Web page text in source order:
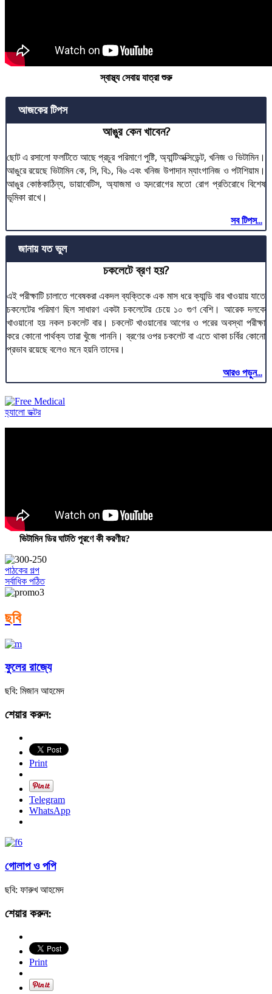
স্বাস্থ্য সেবায় যাত্রা শুরু
আজকের টিপস
আঙুর কেন খাবেন?
ছোট এ রসালো ফলটিতে আছে প্রচুর পরিমাণে পুষ্টি, অ্যান্টিঅক্সিডেন্ট, খনিজ ও ভিটামিন।
আঙুরে রয়েছে ভিটামিন কে, সি, বি১, বি৬ এবং খনিজ উপাদান ম্যাংগানিজ ও পটাশিয়াম।
আঙুর কোষ্ঠকাঠিন্য, ডায়াবেটিস, অ্যাজমা ও হৃদরোগের মতো রোগ প্রতিরোধে বিশেষ
ভূমিকা রাখে।
সব টিপস...
জানায় যত ভুল
চকলেটে ব্রণ হয়?
এই পরীক্ষাটি চালাতে গবেষকরা একদল ব্যক্তিকে এক মাস ধরে ক্যান্ডি বার খাওয়ায় যাতে
চকলেটের পরিমাণ ছিল সাধারণ একটা চকলেটের চেয়ে ১০ গুণ বেশি। আরেক দলকে
খাওয়ানো হয় নকল চকলেট বার। চকলেট খাওয়ানোর আগের ও পরের অবস্থা পরীক্ষা
করে কোনো পার্থক্য তারা খুঁজে পাননি। ব্রণের ওপর চকলেট বা এতে থাকা চর্বির কোনো
প্রভাব রয়েছে বলেও মনে হয়নি তাদের।
আরও পড়ুন...
হ্যালো ডক্টর
ভিটামিন ডির ঘাটতি পূরণে কী করণীয়?
পাঠকের গল্প
সর্বাধিক পঠিত
ছবি
ফুলের রাজ্যে
ছবি: মিজান আহমেদ
শেয়ার করুন:
Print
Telegram
WhatsApp
গোলাপ ও পপি
ছবি: ফারুখ আহমেদ
শেয়ার করুন:
Print